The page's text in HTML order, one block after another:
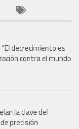
decrecimiento es
contra el mundo
la clave del
precisión